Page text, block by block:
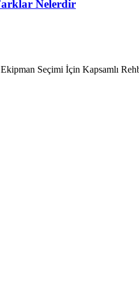
Nelerdir
Seçimi İçin Kapsamlı